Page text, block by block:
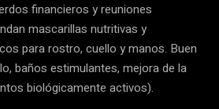
financieros y reuniones
mascarillas nutritivas y
para rostro, cuello y manos. Buen
baños estimulantes, mejora de la
biológicamente activos).